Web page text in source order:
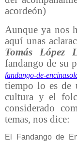
acordeón)
Aunque ya nos
aquí unas
Tomás López
fandango de su
fandango-de-
tiempo lo es de
cultura y el
considerado
temas, nos dice:
El Fandango de